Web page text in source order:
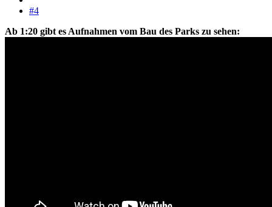
#4
Ab 1:20 gibt es Aufnahmen vom Bau des Parks zu sehen: